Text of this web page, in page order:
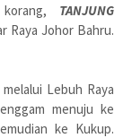
TANJUNG
Raya Johor Bahru.
Lebuh Raya
menuju ke
ke Kukup.